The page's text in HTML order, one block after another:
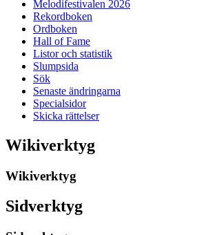
Melodifestivalen 2026
Rekordboken
Ordboken
Hall of Fame
Listor och statistik
Slumpsida
Sök
Senaste ändringarna
Specialsidor
Skicka rättelser
Wikiverktyg
Wikiverktyg
Sidverktyg